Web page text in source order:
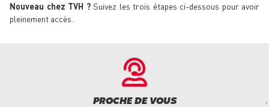
Nouveau chez TVH ?Suivez les trois étapes ci-dessous pour avoir
pleinement accès.
PROCHE DE VOUS